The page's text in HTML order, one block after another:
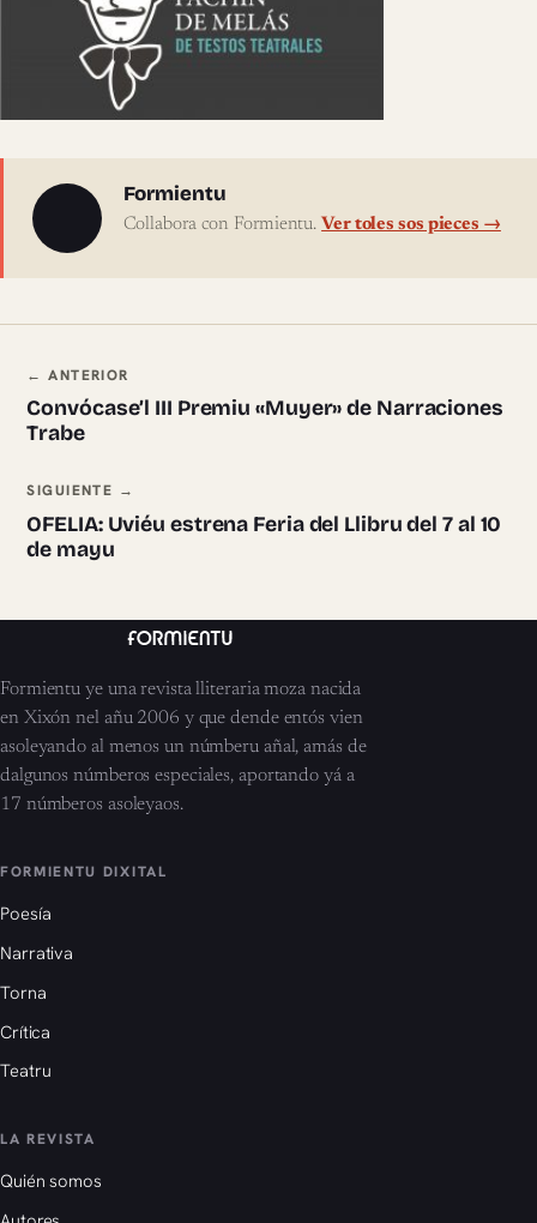
Sobre l'autor
Formientu
Collabora con Formientu. Ver toles sos pieces →
Navegación ente pieces
← ANTERIOR
Convócase’l III Premiu «Muyer» de Narraciones
Trabe
SIGUIENTE →
OFELIA: Uviéu estrena Feria del Llibru del 7 al 10
de mayu
Formientu ye una revista lliteraria moza nacida
en Xixón nel añu 2006 y que dende entós vien
asoleyando al menos un númberu añal, amás de
dalgunos númberos especiales, aportando yá a
17 númberos asoleyaos.
FORMIENTU DIXITAL
Poesía
Narrativa
Torna
Crítica
Teatru
LA REVISTA
Quién somos